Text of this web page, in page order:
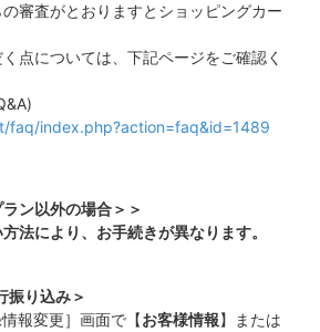
審査がとおりますとショッピングカー
点については、下記ページをご確認く
faq/index.php?action=faq&id=1489
ン以外の場合＞＞
法により、お手続きが異なります。
振り込み＞
報変更］画面で【お客様情報】または